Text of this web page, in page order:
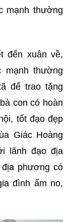
mạnh thường
đến xuân về,
mạnh thường
để trao tặng
con có hoàn
tốt đạo đẹp
Giác Hoàng
lãnh đạo địa
phương có
đình ấm no,